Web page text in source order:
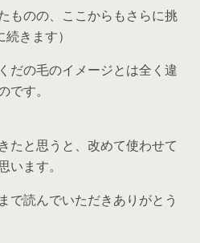
ものの、ここからもさらに挑
きます）
だの毛のイメージとは全く違
す。
たと思うと、改めて使わせて
います。
で読んでいただきありがとう